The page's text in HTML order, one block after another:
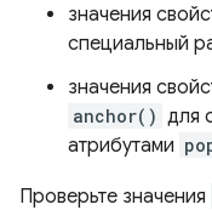
значения
специальный
значения
anchor() для
атрибутами
Проверьте значения